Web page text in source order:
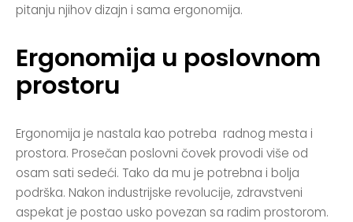
pitanju njihov dizajn i sama ergonomija.
Ergonomija u poslovnom
prostoru
Ergonomija je nastala kao potreba radnog mesta i
prostora. Prosečan poslovni čovek provodi više od
osam sati sedeći. Tako da mu je potrebna i bolja
podrška. Nakon industrijske revolucije, zdravstveni
aspekat je postao usko povezan sa radim prostorom.